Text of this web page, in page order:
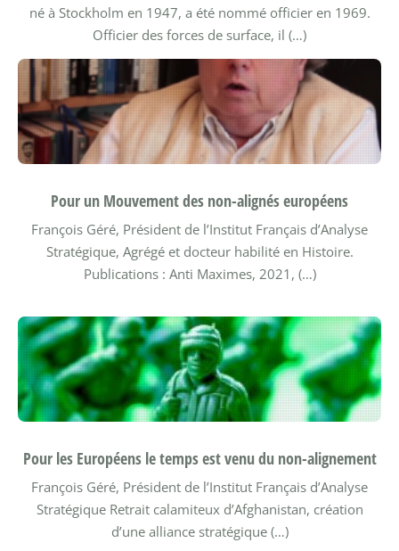
né à Stockholm en 1947, a été nommé officier en 1969.
Officier des forces de surface, il (…)
Pour un Mouvement des non-alignés européens
François Géré, Président de l’Institut Français d’Analyse
Stratégique, Agrégé et docteur habilité en Histoire.
Publications : Anti Maximes, 2021, (…)
Pour les Européens le temps est venu du non-alignement
François Géré, Président de l’Institut Français d’Analyse
Stratégique Retrait calamiteux d’Afghanistan, création
d’une alliance stratégique (…)